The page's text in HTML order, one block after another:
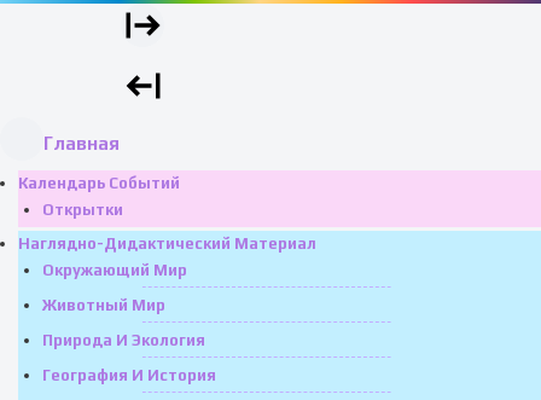
Главная
Календарь Событий
Открытки
Наглядно-Дидактический Материал
Окружающий Мир
Животный Мир
Природа И Экология
География И История